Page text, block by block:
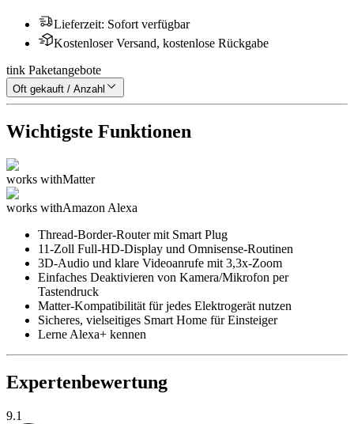
Lieferzeit: Sofort verfügbar
Kostenloser Versand, kostenlose Rückgabe
tink Paketangebote
Oft gekauft / Anzahl
Wichtigste Funktionen
works withMatter
works withAmazon Alexa
Thread-Border-Router mit Smart Plug
11-Zoll Full-HD-Display und Omnisense-Routinen
3D-Audio und klare Videoanrufe mit 3,3x-Zoom
Einfaches Deaktivieren von Kamera/Mikrofon per
Tastendruck
Matter-Kompatibilität für jedes Elektrogerät nutzen
Sicheres, vielseitiges Smart Home für Einsteiger
Lerne Alexa+ kennen
Expertenbewertung
9.1